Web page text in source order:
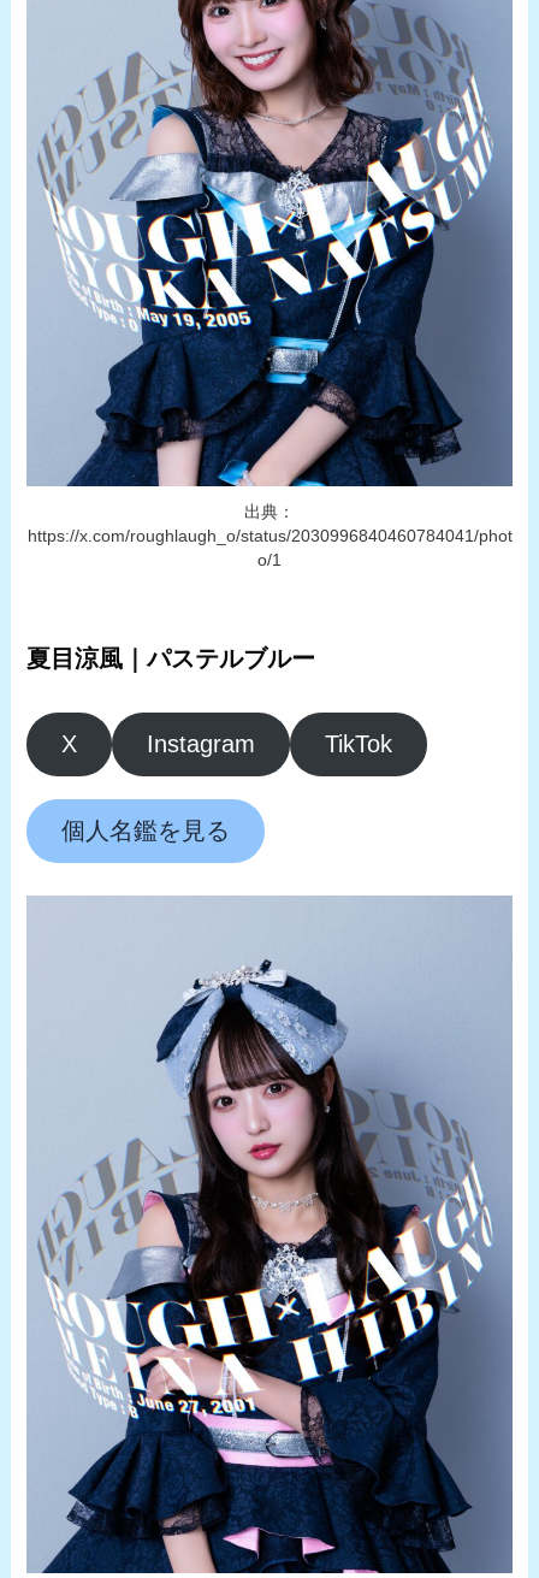
出典：
https://x.com/roughlaugh_o/status/2030996840460784041/phot
o/1
夏目涼風｜パステルブルー
X Instagram TikTok
個人名鑑を見る